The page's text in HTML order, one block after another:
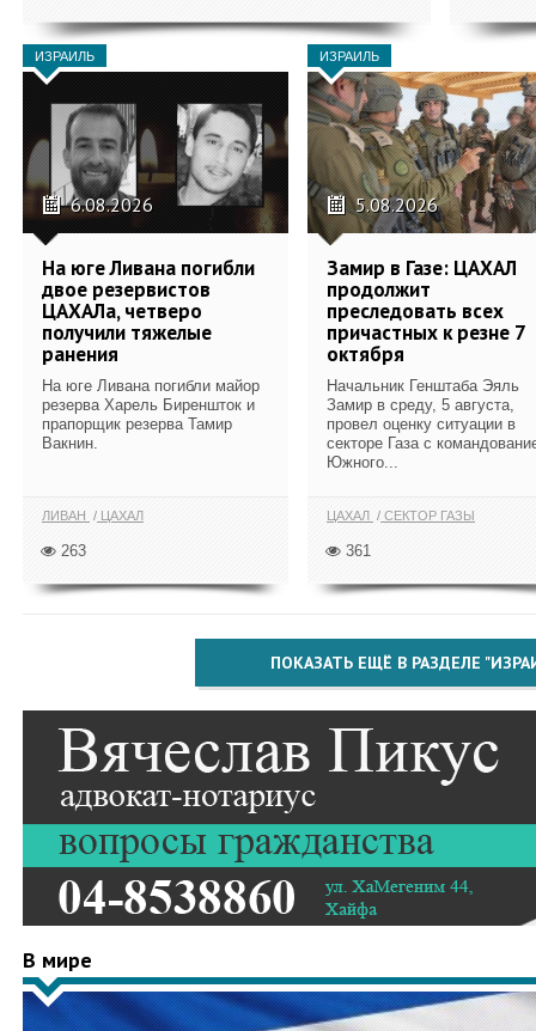
ИЗРАИЛЬ
6.08.2026
На юге Ливана погибли
двое резервистов
ЦАХАЛа, четверо
получили тяжелые
ранения
На юге Ливана погибли майор
резерва Харель Биреншток и
прапорщик резерва Тамир
Вакнин.
ЛИВАН ЦАХАЛ
263
ИЗРАИЛЬ
5.08.2026
Замир в Газе: ЦАХАЛ
продолжит
преследовать всех
причастных к резне 7
октября
Начальник Генштаба Эяль
Замир в среду, 5 августа,
провел оценку ситуации в
секторе Газа с
Южного...
ЦАХАЛ СЕКТОР ГАЗЫ
361
ПОКАЗАТЬ ЕЩЁ В РАЗДЕЛЕ
В мире